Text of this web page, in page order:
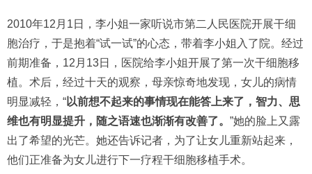
2010年12月1日，李小姐一家听说市第二人民医院开展干细
胞治疗，于是抱着“试一试”的心态，带着李小姐入了院。经过
前期准备，12月13日，医院给李小姐开展了第一次干细胞移
植。术后，经过十天的观察，母亲惊奇地发现，女儿的病情
明显减轻，“以前想不起来的事情现在能答上来了，智力、思
维也有明显提升，随之语速也渐渐有改善了。 ”她的脸上又露
出了希望的光芒。她还告诉记者，为了让女儿重新站起来，
他们正准备为女儿进行下一疗程干细胞移植手术。